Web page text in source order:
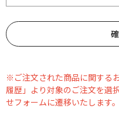
※ご注文された商品に関する
履歴」より対象のご注文を選
せフォームに遷移いたします。